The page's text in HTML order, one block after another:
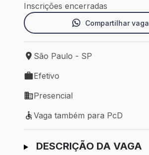
Inscrições encerradas
Compartilhar vaga
Local de trabalho: São Paulo - SP
São Paulo - SP
Tipo de vaga: Efetivo
Efetivo
Modelo de trabalho: Presencial
Presencial
Vaga também para PcD
Vaga também para PcD
Ir para candidatura
DESCRIÇÃO DA VAGA